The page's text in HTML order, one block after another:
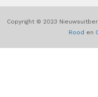
Copyright © 2023
Rood en